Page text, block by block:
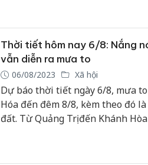
Thời tiết hôm nay 6/8: Nắng
vẫn diễn ra mưa to
06/08/2023 Xã hội
Dự báo thời tiết ngày 6/8, mưa
Hóa đến đêm 8/8, kèm theo đó
đất. Từ Quảng Trị đến Khánh